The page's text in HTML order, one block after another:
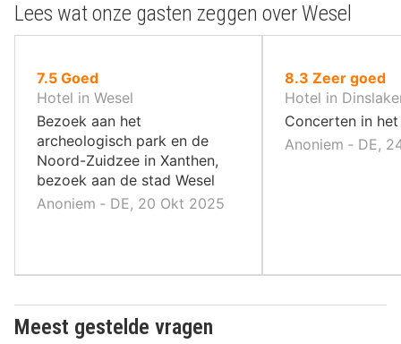
Lees wat onze gasten zeggen over Wesel
7.5uit
10
,
Goed
Hotel in Wesel
Bezoek aan het
archeologisch park en de
Noord-Zuidzee in Xanthen,
bezoek aan de stad Wesel
Anoniem ‐ DE, 20 Okt 2025
8.3 uit
10
,
Zeer goed
Hotel in
Concerten in
Anoniem ‐ DE,
Meest gestelde vragen